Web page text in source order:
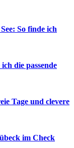
So finde ich
die passende
Tage und clevere
im Check